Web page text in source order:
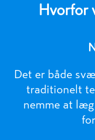
Hvorfor
Det er både
traditionelt
nemme at